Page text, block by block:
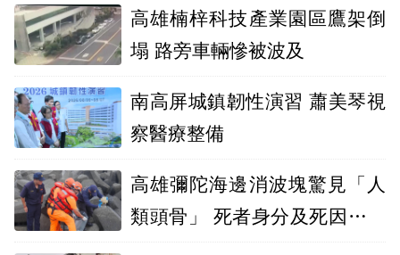
高雄楠梓科技產業園區鷹架倒
塌 路旁車輛慘被波及
南高屏城鎮韌性演習 蕭美琴視
察醫療整備
高雄彌陀海邊消波塊驚見「人
類頭骨」 死者身分及死因仍在